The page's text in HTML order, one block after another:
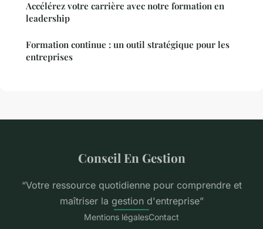
Accélérez votre carrière avec notre formation en
leadership
Formation continue : un outil stratégique pour les
entreprises
Conseil En Gestion
“Votre ressource quotidienne pour comprendre et
maîtriser la gestion d'entreprise”
Mentions légalesContact